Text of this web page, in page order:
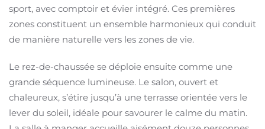
sport, avec comptoir et évier intégré. Ces premières
zones constituent un ensemble harmonieux qui conduit
de manière naturelle vers les zones de vie.
Le rez-de-chaussée se déploie ensuite comme une
grande séquence lumineuse. Le salon, ouvert et
chaleureux, s’étire jusqu’à une terrasse orientée vers le
lever du soleil, idéale pour savourer le calme du matin.